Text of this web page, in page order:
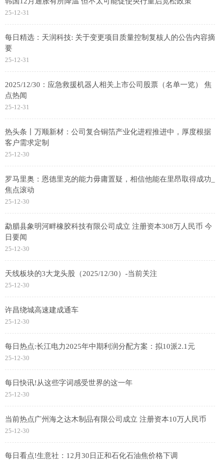
25-12-31
每日精选：天润科技: 关于变更项目质量控制复核人的公告内容摘
要
25-12-31
2025/12/30：应急救援机器人相关上市公司股票（名单一览） 焦
点热闻
25-12-31
热头条丨万顺新材：公司复合铜箔产业化进程推进中，厚度根据
客户需求定制
25-12-30
罗马里奥：恩德里克的能力毋庸置疑，相信他能在里昂取得成功_
焦点滚动
25-12-30
勐腊县象明河畔橡胶科技有限公司成立 注册资本308万人民币 今
日要闻
25-12-30
天线板块的3大龙头股（2025/12/30）-当前关注
25-12-30
许昌绕城高速建成通车
25-12-30
每日热点:长江电力2025年中期利润分配方案：拟10派2.1元
25-12-30
每日快讯!从这些字词感受世界的这一年
25-12-30
当前热点广州海之达木制品有限公司成立 注册资本10万人民币
25-12-30
每日看点!生意社：12月30日正和石化石油焦价格下调